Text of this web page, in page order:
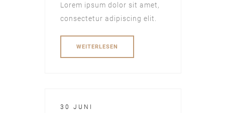
Lorem ipsum dolor sit amet,
consectetur adipiscing elit.
WEITERLESEN
30 JUNI